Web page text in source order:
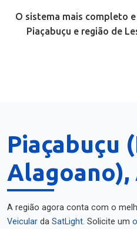
O sistema mais completo
Piaçabuçu e região de
Piaçabuçu
Alagoano),
A região agora conta com o
Veicular da SatLight. Solicite um